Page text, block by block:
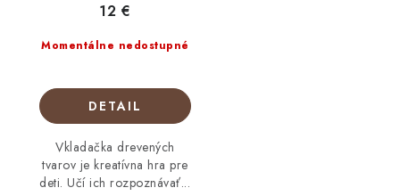
Momentálne nedostupné
12 €
DETAIL
Vkladačka drevených
tvarov je kreatívna hra pre
deti. Učí ich rozpoznávať...